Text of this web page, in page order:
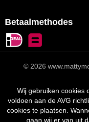
Betaalmethodes
© 2026
Wij gebruiken cookies
voldoen aan de AVG
cookies te plaatsen.
gaan wij er van uit